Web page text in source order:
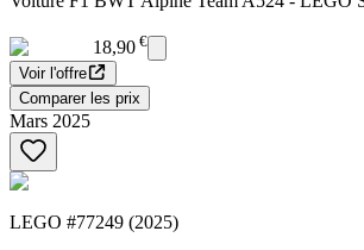
18,90 €
Voir l'offre
Comparer les prix
Mars 2025
LEGO #77249 (2025)